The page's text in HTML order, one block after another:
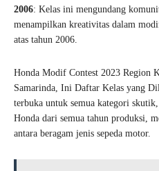
2006: Kelas ini mengundang
menampilkan kreativitas dalam
atas tahun 2006.
Honda Modif Contest 2023 Region
Samarinda, Ini Daftar Kelas yang
terbuka untuk semua kategori
Honda dari semua tahun produksi,
antara beragam jenis sepeda motor.